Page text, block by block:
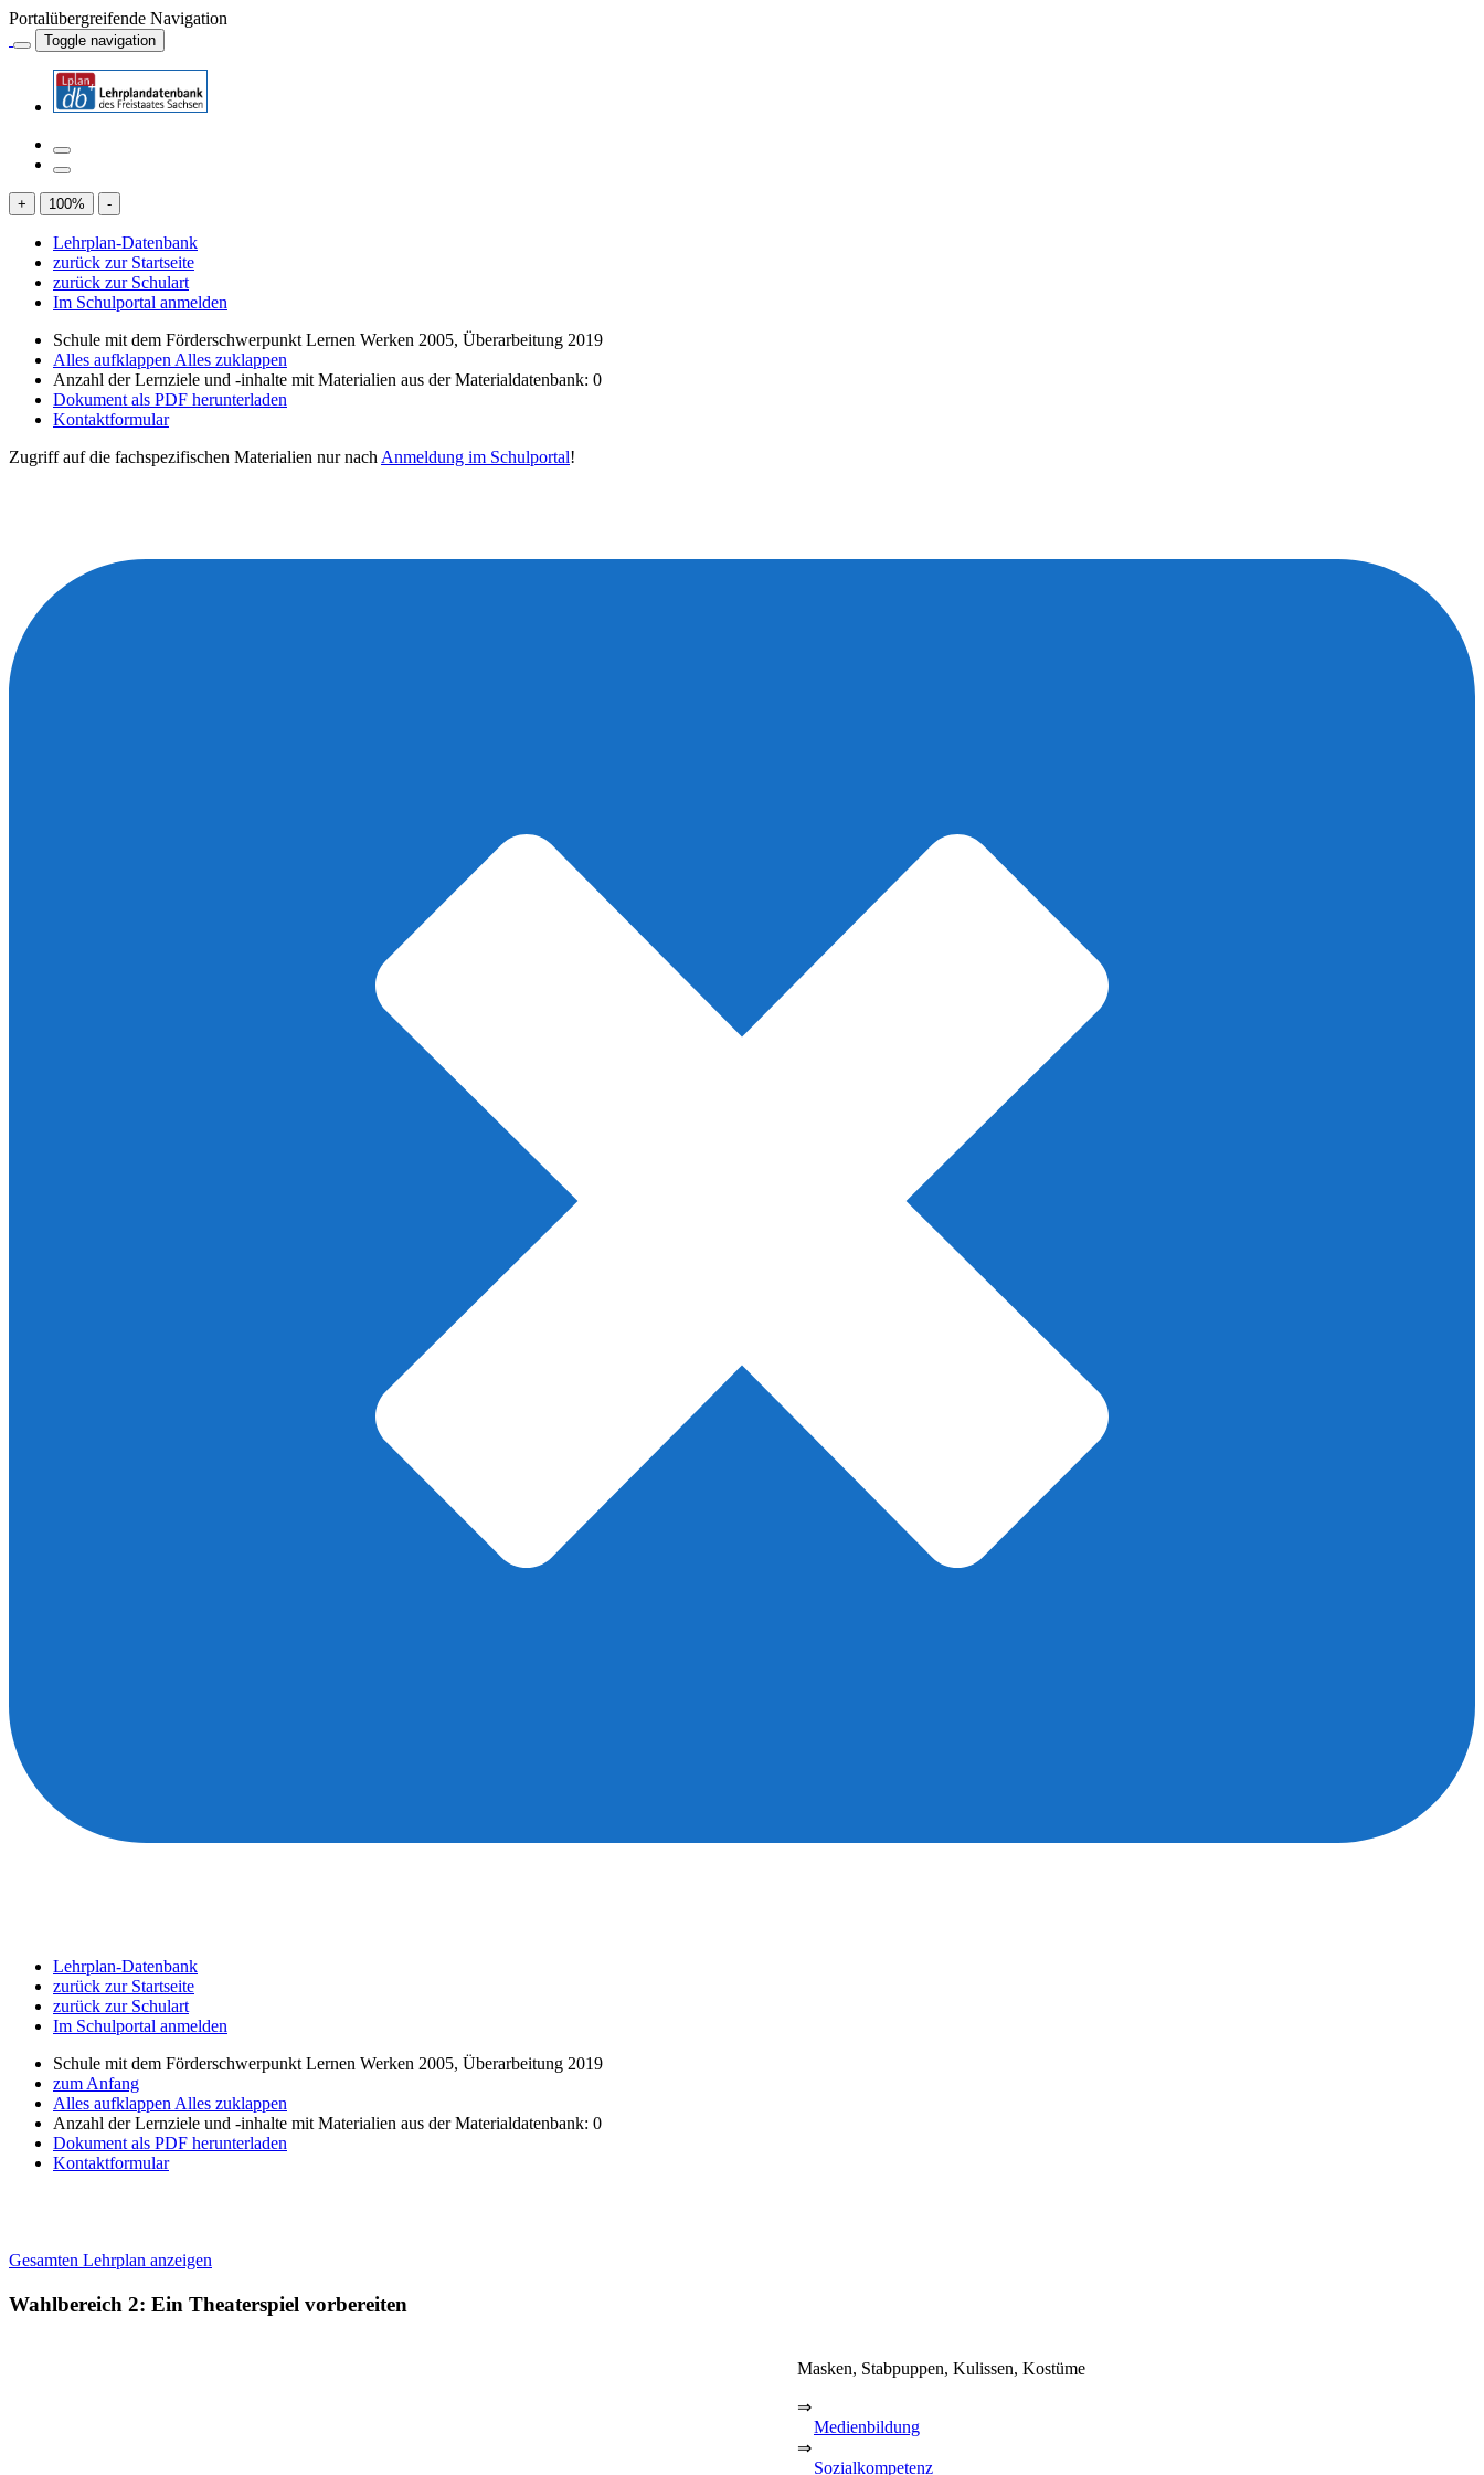
Portalübergreifende Navigation
Toggle navigation
+ 100% -
Lehrplan-Datenbank
zurück zur Startseite
zurück zur Schulart
Im Schulportal anmelden
Schule mit dem Förderschwerpunkt Lernen Werken 2005, Überarbeitung 2019
Alles aufklappen Alles zuklappen
Anzahl der Lernziele und -inhalte mit Materialien aus der Materialdatenbank: 0
Dokument als PDF herunterladen
Kontaktformular
Zugriff auf die fachspezifischen Materialien nur nach Anmeldung im Schulportal!
Lehrplan-Datenbank
zurück zur Startseite
zurück zur Schulart
Im Schulportal anmelden
Schule mit dem Förderschwerpunkt Lernen Werken 2005, Überarbeitung 2019
zum Anfang
Alles aufklappen Alles zuklappen
Anzahl der Lernziele und -inhalte mit Materialien aus der Materialdatenbank: 0
Dokument als PDF herunterladen
Kontaktformular
Gesamten Lehrplan anzeigen
Wahlbereich 2: Ein Theaterspiel vorbereiten
Masken, Stabpuppen, Kulissen, Kostüme
⇒
Medienbildung
⇒
Sozialkompetenz